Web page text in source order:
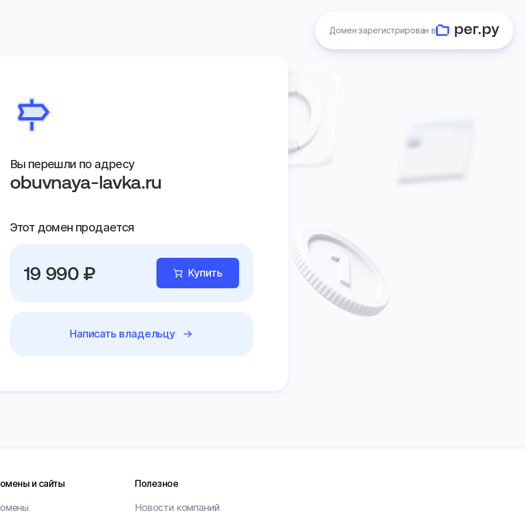
Домен зарегистрирован в
Вы перешли по адресу
obuvnaya-lavka.ru
Этот домен продается
19 990 ₽ Купить
Написать владельцу
и сайты Полезное
Новости компаний